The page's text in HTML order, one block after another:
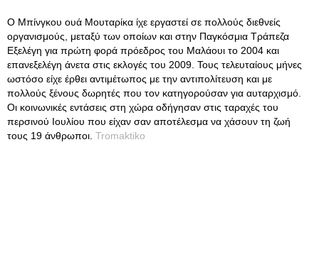
Ο Μπίνγκου ουά Μουταρίκα ίχε εργαστεί σε πολλούς διεθνείς
οργανισμούς, μεταξύ των οποίων και στην Παγκόσμια Τράπεζα
Εξελέγη για πρώτη φορά πρόεδρος του Μαλάουι το 2004 και
επανεξελέγη άνετα στις εκλογές του 2009. Τους τελευταίους μήνες
ωστόσο είχε έρθει αντιμέτωπος με την αντιπολίτευση και με
πολλούς ξένους δωρητές που τον κατηγορούσαν για αυταρχισμό.
Οι κοινωνικές εντάσεις στη χώρα οδήγησαν στις ταραχές του
περσινού Ιουλίου που είχαν σαν αποτέλεσμα να χάσουν τη ζωή
τους 19 άνθρωποι. Tromaktiko